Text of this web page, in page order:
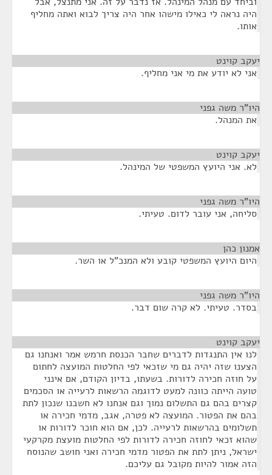
היה נראה לי כאילו מישהו אחר היה צריך לבוא ואתה מחליף
אותו.
יעקב קוינט
אני לא יודע את מי אני מחליף.
היו"ר משה גפני
את המנהל.
יעקב קוינט
לא. אני היועץ המשפטי של המינהל.
היו"ר משה גפני
סליחה, אני עובר לדום. טעיתי.
אמנון כהן
היום היועץ המשפטי קובע ולא המנכ"ל או השר.
היו"ר משה גפני
בסדר. טעיתי. לא קרה שום דבר.
יעקב קוינט
לנו אין התנגדות לדברים שחבר הכנסת חרמש אמר ואנחנו גם
הצענו שזה יהיה גם מי שזכאי לפי החלטות המועצה לחתום
על חוזה חכירה לדורות. בשעתו, בדיון הקודם, אם אינני
טועה הייתה כוונה למעט לדוגמה הרשאות לרעייה או הסכמים
קצרים בהם גם התשלום נמוך וגם אנחנו לא חשבנו שנכון לתת
בהם את הפטור. המועצה לא פטרה, אגב, מדמי חכירה או
תשלומים בהרשאות לרעייה. לכן, אם הוא חוכר לדורות או
שהוא זכאי לחוזה חכירה לדורות לפי החלטות מועצת מקרקעי
ישראל, ניתן לתת את הפטור מדמי חכירה ואני חושב שהנוסח
הזה אמור להיות מקובל גם עליכם.